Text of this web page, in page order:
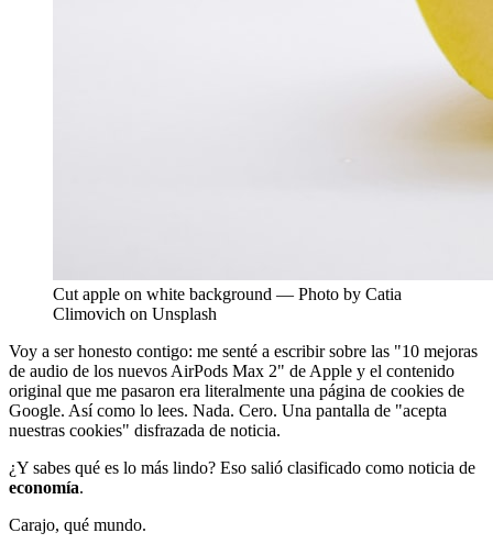
Cut apple on white background — Photo by Catia
Climovich on Unsplash
Voy a ser honesto contigo: me senté a escribir sobre las "10 mejoras
de audio de los nuevos AirPods Max 2" de Apple y el contenido
original que me pasaron era literalmente una página de cookies de
Google. Así como lo lees. Nada. Cero. Una pantalla de "acepta
nuestras cookies" disfrazada de noticia.
¿Y sabes qué es lo más lindo? Eso salió clasificado como noticia de
economía.
Carajo, qué mundo.